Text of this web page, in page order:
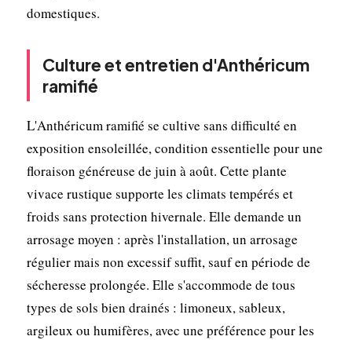
domestiques.
Culture et entretien d'Anthéricum
ramifié
L'Anthéricum ramifié se cultive sans difficulté en
exposition ensoleillée, condition essentielle pour une
floraison généreuse de juin à août. Cette plante
vivace rustique supporte les climats tempérés et
froids sans protection hivernale. Elle demande un
arrosage moyen : après l'installation, un arrosage
régulier mais non excessif suffit, sauf en période de
sécheresse prolongée. Elle s'accommode de tous
types de sols bien drainés : limoneux, sableux,
argileux ou humifères, avec une préférence pour les